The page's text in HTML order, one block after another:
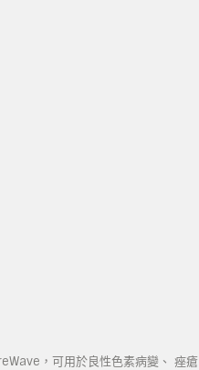
，可用於良性色素病變、 痤瘡